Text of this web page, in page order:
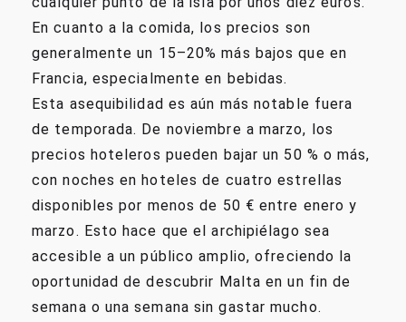
En cuanto a la comida, los precios son
generalmente un 15–20% más bajos que en
Francia, especialmente en bebidas.
Esta asequibilidad es aún más notable fuera
de temporada. De noviembre a marzo, los
precios hoteleros pueden bajar un 50 % o más,
con noches en hoteles de cuatro estrellas
disponibles por menos de 50 € entre enero y
marzo. Esto hace que el archipiélago sea
accesible a un público amplio, ofreciendo la
oportunidad de descubrir Malta en un fin de
semana o una semana sin gastar mucho.